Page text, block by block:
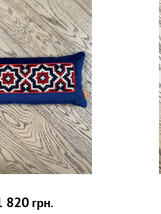
820 грн.